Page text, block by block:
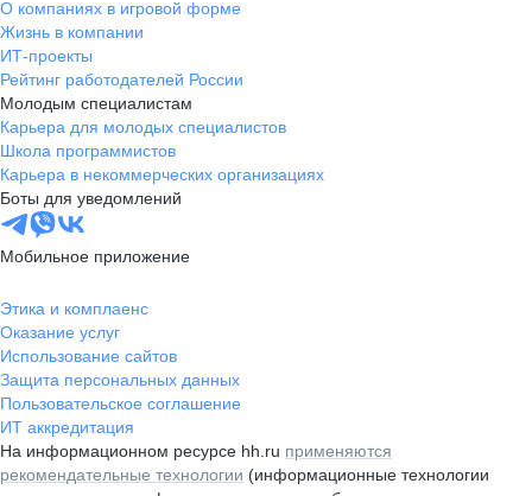
О компаниях в игровой форме
Жизнь в компании
ИТ-проекты
Рейтинг работодателей России
Молодым специалистам
Карьера для молодых специалистов
Школа программистов
Карьера в некоммерческих организациях
Боты для уведомлений
Мобильное приложение
Этика и комплаенс
Оказание услуг
Использование сайтов
Защита персональных данных
Пользовательское соглашение
ИТ аккредитация
На информационном ресурсе hh.ru применяются
рекомендательные технологии (информационные технологии